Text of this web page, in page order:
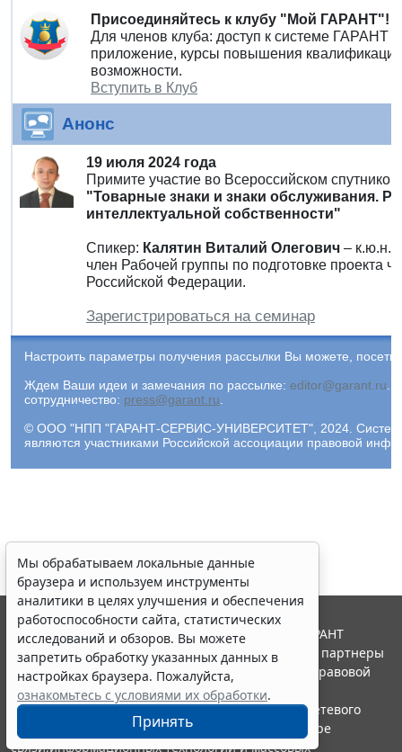
Присоединяйтесь к клубу "Мой ГАРАНТ"!
Для членов клуба: доступ к системе ГАРАНТ
приложение, курсы повышения
возможности.
Вступить в Клуб
Анонс
19 июля 2024 года
Примите участие во Всероссийском
"Товарные знаки и знаки обслуживания.
интеллектуальной собственности"
Спикер: Калятин Виталий Олегович – к.ю.н.,
член Рабочей группы по подготовке проекта
Российской Федерации.
Зарегистрироваться на семинар
Настроить параметры получения рассылки Вы можете,
Ждем Ваши идеи и замечания по рассылке: editor@garant.ru
сотрудничество: press@garant.ru
© ООО "НПП "ГАРАНТ-СЕРВИС-УНИВЕРСИТЕТ", 2024. Система
являются участниками Российской ассоциации правовой
Мы обрабатываем локальные данные
браузера и используем инструменты
аналитики в целях улучшения и обеспечения
настройках браузера. Пожалуйста,
ознакомьтесь с условиями их обработки
Принять
Erid: 4CQwVszH9pWwojUA9Q3 Реклама
Получите полный доступ к системе
ГАРАНТ бесплатно на 3 дня!
Получить доступ
© ООО "НПП "ГАРАНТ-СЕРВИС", 2026. Система ГАРАНТ
выпускается с 1990 года. Компания "Гарант" и ее партнеры
являются участниками Российской ассоциации правовой
информации ГАРАНТ.
Портал ГАРАНТ.РУ зарегистрирован в качестве сетевого
издания Федеральной службой по надзору в сфере
связи,информационных технологий и массовых